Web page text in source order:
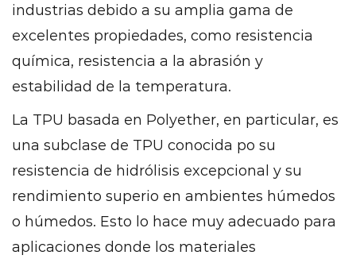
(TPU)?
3
Diferencia
las
TPU
de
poliéter
poliéster
4
¿Por
industrias debido a su amplia gama de
excelentes propiedades, como resistencia
química, resistencia a la abrasión y
estabilidad de la temperatura.
La TPU basada en Polyether, en particular, es
una subclase de TPU conocida po su
resistencia de hidrólisis excepcional y su
rendimiento superio en ambientes húmedos
o húmedos. Esto lo hace muy adecuado para
aplicaciones donde los materiales